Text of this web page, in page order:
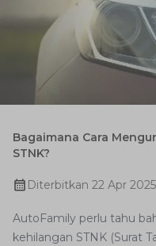
Bagaimana Cara
STNK?
Diterbitkan 22 Apr 2025
AutoFamily perlu tahu
kehilangan STNK (Surat